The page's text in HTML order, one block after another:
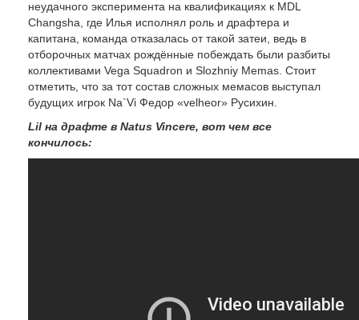
неудачного эксперимента на квалификациях к MDL
Changsha, где Илья исполнял роль и драфтера и
капитана, команда отказалась от такой затеи, ведь в
отборочных матчах рождённые побеждать были разбиты
коллективами Vega Squadron и Slozhniy Memas. Стоит
отметить, что за тот состав сложных мемасов выступал
будущих игрок Na`Vi Федор «velheor» Русихин.
Lil на драфте в Natus Vincere, вот чем все
кончилось: